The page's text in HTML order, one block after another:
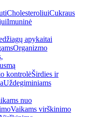
CholesteroliuiCukraus
Imuninė
apykaitai
Organizmo
kontrolėŠirdies ir
Uždegiminiams
nuo
Vaikams virškinimo